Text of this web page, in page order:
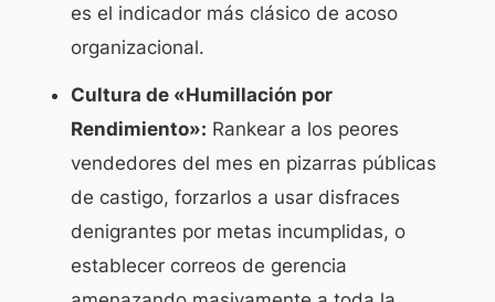
es el indicador más clásico de acoso
organizacional.
Cultura de «Humillación por
Rendimiento»: Rankear a los peores
vendedores del mes en pizarras públicas
de castigo, forzarlos a usar disfraces
denigrantes por metas incumplidas, o
establecer correos de gerencia